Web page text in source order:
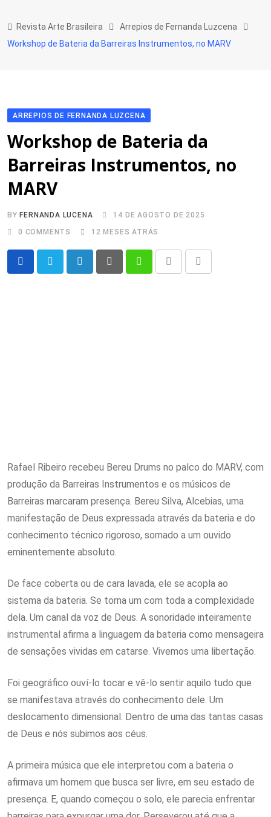
to
content
Revista Arte Brasileira
Arrepios de Fernanda Luzcena
Workshop de Bateria da Barreiras Instrumentos, no MARV
ARREPIOS DE FERNANDA LUZCENA
Workshop de Bateria da
Barreiras Instrumentos, no
MARV
BY FERNANDA LUCENA
14 DE AGOSTO DE 2025
0 COMMENTS 12 MESES ATRÁS
Rafael Ribeiro recebeu Bereu Drums no palco do MARV, com
produção da Barreiras Instrumentos e os músicos de
Barreiras marcaram presença. Bereu Silva, Alcebias, uma
manifestação de Deus expressada através da bateria e do
conhecimento técnico rigoroso, somado a um ouvido
eminentemente absoluto.
De face coberta ou de cara lavada, ele se acopla ao
sistema da bateria. Se torna um com toda a complexidade
dela. Um canal da voz de Deus. A sonoridade inteiramente
instrumental afirma a linguagem da bateria como mensageira
de sensações vividas em catarse. Vivemos uma libertação.
Foi geográfico ouví-lo tocar e vê-lo sentir aquilo tudo que
se manifestava através do conhecimento dele. Um
deslocamento dimensional. Dentro de uma das tantas casas
de Deus e nós subimos aos céus.
A primeira música que ele interpretou com a bateria o
afirmava um homem que busca ser livre, em seu estado de
presença. E, quando começou o solo, ele parecia enfrentar